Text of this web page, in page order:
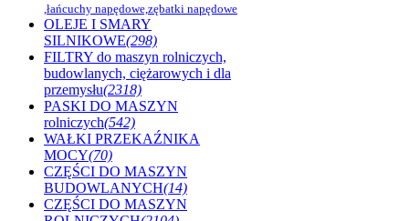
,łańcuchy napędowe,zębatki napędowe
OLEJE I SMARY
SILNIKOWE(298)
FILTRY do maszyn rolniczych,
budowlanych, ciężarowych i dla
przemysłu(2318)
PASKI DO MASZYN
rolniczych(542)
WAŁKI PRZEKAŹNIKA
MOCY(70)
CZĘŚCI DO MASZYN
BUDOWLANYCH(14)
CZĘŚCI DO MASZYN